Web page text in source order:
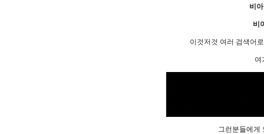
비
비
이것저것 여러 검색어
여
그런분들에게